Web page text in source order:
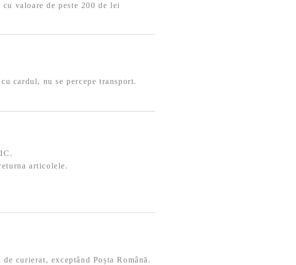
valoare de peste 200 de lei
cardul, nu se percepe transport.
articolele.
curierat, exceptând Poșta Română.